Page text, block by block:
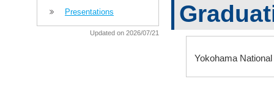
Presentations
Updated on 2026/07/21
Yokohama